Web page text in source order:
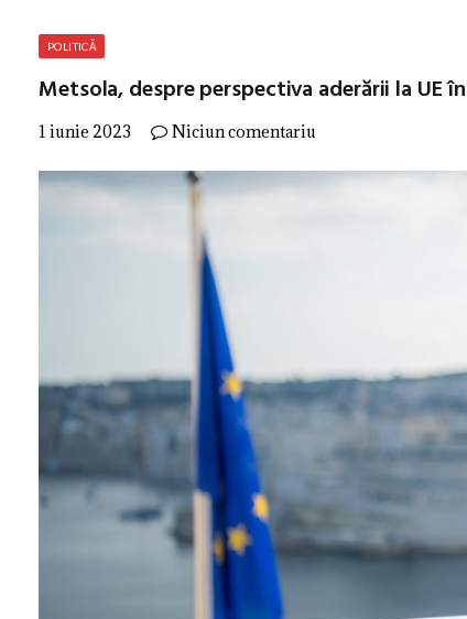
POLITICĂ
Metsola, despre perspectiva aderării la UE
1 iunie 2023 Niciun comentariu